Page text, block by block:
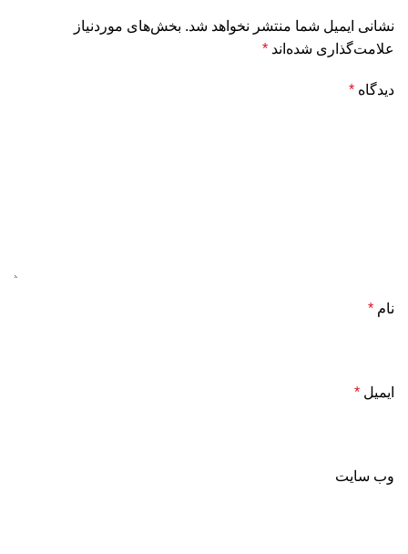
نشانی ایمیل شما منتشر نخواهد شد. بخش‌های موردنیاز
علامت‌گذاری شده‌اند *
دیدگاه *
نام *
ایمیل *
وب‌ سایت